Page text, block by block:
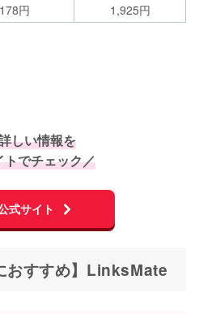
円 1,925円
しい情報を
トでチェック／
式サイト
おすすめ】LinksMate